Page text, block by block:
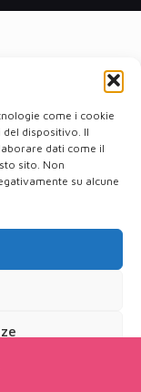
come i cookie
dispositivo. Il
dati come il
sito. Non
su alcune